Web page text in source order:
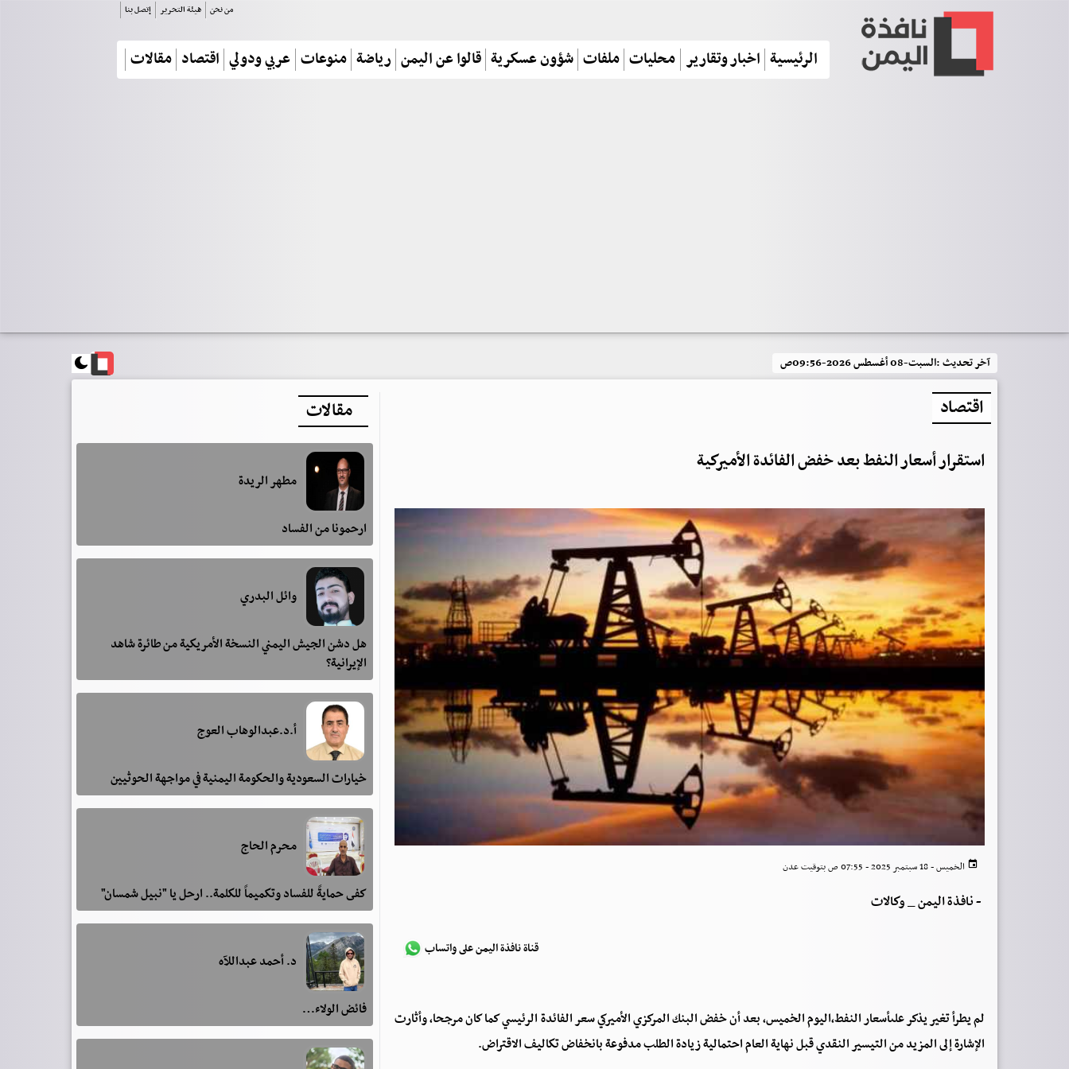
من نحن هيئة التحرير إتصل بنا
الرئيسية اخبار وتقارير محليات ملفات شؤون عسكرية قالوا عن اليمن رياضة منوعات عربي ودولي اقتصاد مقالات
آخر تحديث :السبت-08 أغسطس 2026-09:56ص
اقتصاد
استقرار أسعار النفط بعد خفض الفائدة الأميركية
الخميس - 18 سبتمبر 2025 - 07:55 ص بتوقيت عدن
-نافذة اليمن _ وكالات
قناة نافذة اليمن على واتساب
لم يطرأ تغير يذكر علىأسعار النفط،اليوم الخميس، بعد أن خفض البنك المركزي الأميركي سعر الفائدة الرئيسي كما كان مرجحا، وأثارت
الإشارة إلى المزيد من التيسير النقدي قبل نهاية العام احتمالية زيادة الطلب مدفوعة بانخفاض تكاليف الاقتراض.
مقالات
مطهر الريدة
ارحمونا من الفساد
وائل البدري
هل دشن الجيش اليمني النسخة الأمريكية من طائرة شاهد
الإيرانية؟
أ.د.عبدالوهاب العوج
خيارات السعودية والحكومة اليمنية في مواجهة الحوثيين
محرم الحاج
كفى حمايةً للفساد وتكميماً للكلمة.. ارحل يا "نبيل شمسان"
د. أحمد عبداللآه
فائض الولاء…